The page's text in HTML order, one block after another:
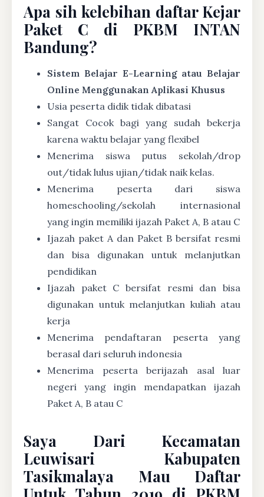
Apa sih kelebihan daftar Kejar
Paket C di PKBM INTAN
Bandung?
Sistem Belajar E-Learning atau Belajar
Online Menggunakan Aplikasi Khusus
Usia peserta didik tidak dibatasi
Sangat Cocok bagi yang sudah bekerja
karena waktu belajar yang flexibel
Menerima siswa putus sekolah/drop
out/tidak lulus ujian/tidak naik kelas.
Menerima peserta dari siswa
homeschooling/sekolah internasional
yang ingin memiliki ijazah Paket A, B atau C
Ijazah paket A dan Paket B bersifat resmi
dan bisa digunakan untuk melanjutkan
pendidikan
Ijazah paket C bersifat resmi dan bisa
digunakan untuk melanjutkan kuliah atau
kerja
Menerima pendaftaran peserta yang
berasal dari seluruh indonesia
Menerima peserta berijazah asal luar
negeri yang ingin mendapatkan ijazah
Paket A, B atau C
Saya Dari Kecamatan
Leuwisari Kabupaten
Tasikmalaya Mau Daftar